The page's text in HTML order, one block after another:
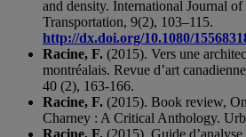
and density. International Journal of
Transportation, 9(2), 103–115.
http://dx.doi.org/10.1080/
Racine, F. (2015). Vers une
montréalais. Revue d’art
40 (2), 163-166.
Racine, F. (2015). Book review,
Charney : A Critical Anthology.
Racine, F. (2015). Guide